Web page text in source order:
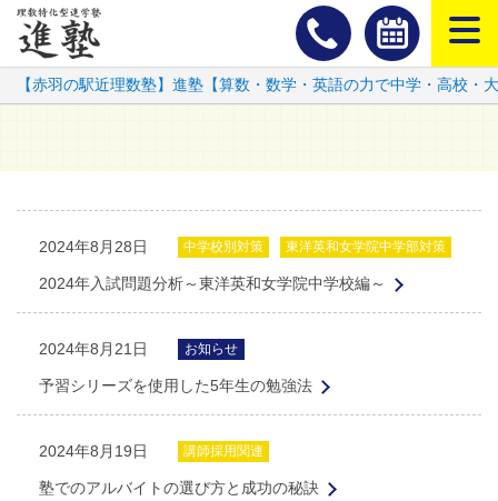
スマート
【赤羽の駅近理数塾】進塾【算数・数学・英語の力で中学・高校・
2024年8月28日 中学校別対策 東洋英和女学院中学部対策
2024年入試問題分析～東洋英和女学院中学校編～
2024年8月21日 お知らせ
予習シリーズを使用した5年生の勉強法
2024年8月19日 講師採用関連
塾でのアルバイトの選び方と成功の秘訣